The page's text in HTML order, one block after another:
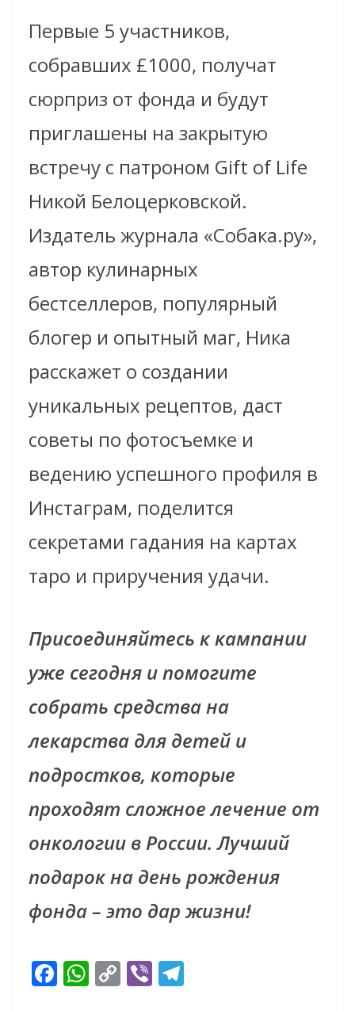
Первые 5 участников,
собравшиx £1000, получат
сюрприз от фонда и будут
приглашены на закрытую
встречу с патроном Gift of Life
Никой Белоцерковской.
Издатель журнала «Собака.ру»,
автор кулинарных
бестселлеров, популярный
блогер и опытный маг, Ника
расскажет о создании
уникальных рецептов, даст
советы по фотосъемке и
ведению успешного профиля в
Инстаграм, поделится
секретами гадания на картах
таро и приручения удачи.
Присоединяйтесь к кампании
уже сегодня и помогите
собрать средства на
лекарства для детей и
подростков, которые
проходят сложное лечение от
онкологии в России. Лучший
подарок на день рождения
фонда – это дар жизни!
F W C Vi